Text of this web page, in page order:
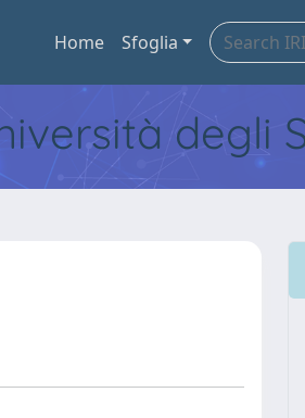
Home Sfoglia
degli